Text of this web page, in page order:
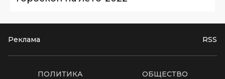
Реклама RSS
ПОЛИТИКА
ОБЩЕСТВО